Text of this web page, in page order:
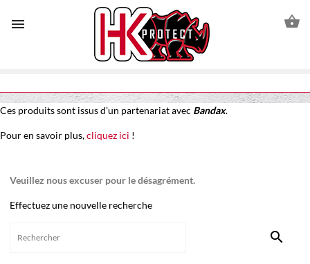
 
Ces produits sont issus d'un partenariat avec Bandax.
Pour en savoir plus,cliquez ici !
Veuillez nous excuser pour le désagrément.
Effectuez une nouvelle recherche
